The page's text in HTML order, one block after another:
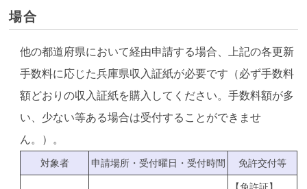
場合
他の都道府県において経由申請する場合、上記の各更新
手数料に応じた兵庫県収入証紙が必要です（必ず手数料
額どおりの収入証紙を購入してください。手数料額が多
い、少ない等ある場合は受付することができませ
ん。）。
対象者 申請場所・受付曜日・受付時間 免許交付等